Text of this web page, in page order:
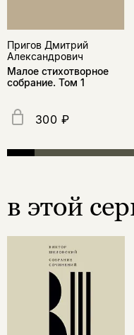
Пригов Дмитрий
Александрович
Малое стихотворное
собрание. Том 1
300 ₽
в этой